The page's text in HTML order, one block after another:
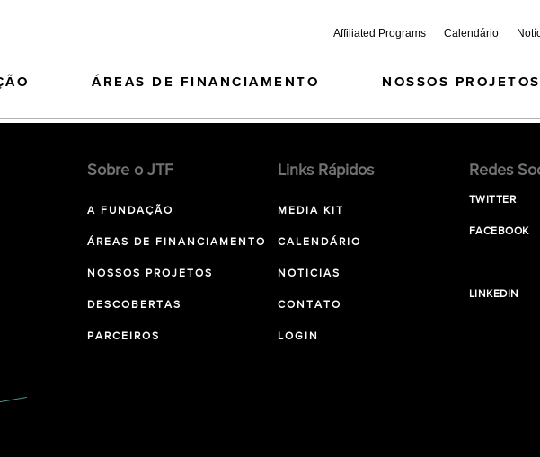
Affiliated Programs Calendário
ÁREAS DE FINANCIAMENTO NOSSOS PROJETOS
Sobre o JTF
A FUNDAÇÃO
ÁREAS DE FINANCIAMENTO
NOSSOS PROJETOS
DESCOBERTAS
PARCEIROS
Links Rápidos
MEDIA KIT
CALENDÁRIO
NOTICIAS
CONTATO
LOGIN
Redes
TWITTER
FACEBOOK
LINKEDIN